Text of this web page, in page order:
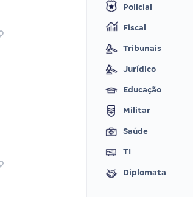
Policial
Fiscal
Tribunais
Jurídico
Educação
Militar
Saúde
TI
Diplomata